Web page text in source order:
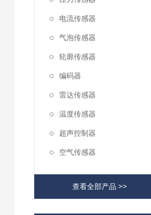
电流传感器
气泡传感器
轮廓传感器
编码器
雷达传感器
温度传感器
超声控制器
空气传感器
查看全部产品 >>